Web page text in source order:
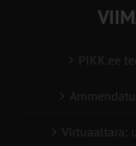
PIKK.ee
Virtuaaltara: